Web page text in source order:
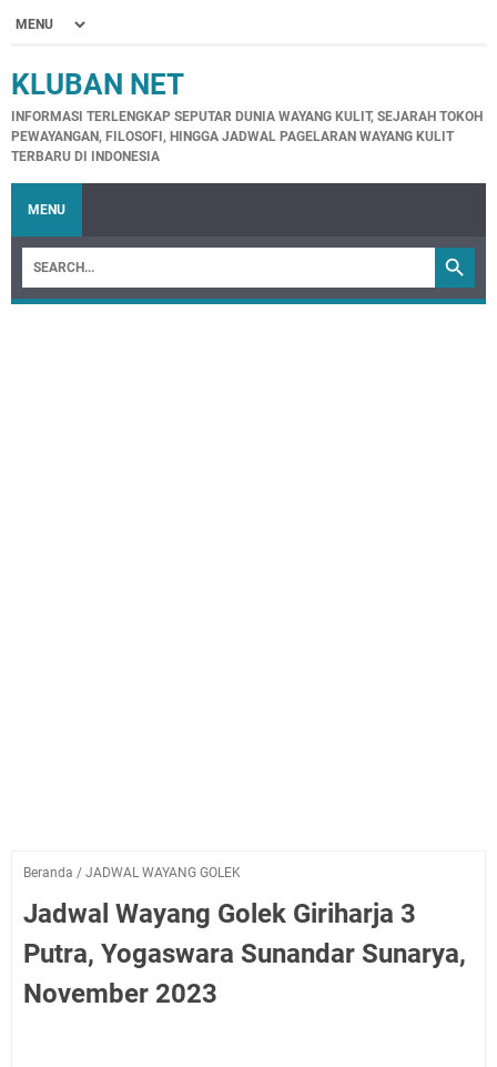
KLUBAN NET
INFORMASI TERLENGKAP SEPUTAR DUNIA WAYANG KULIT, SEJARAH TOKOH
PEWAYANGAN, FILOSOFI, HINGGA JADWAL PAGELARAN WAYANG KULIT
TERBARU DI INDONESIA
MENU
Beranda / JADWAL WAYANG GOLEK
Jadwal Wayang Golek Giriharja 3
Putra, Yogaswara Sunandar Sunarya,
November 2023